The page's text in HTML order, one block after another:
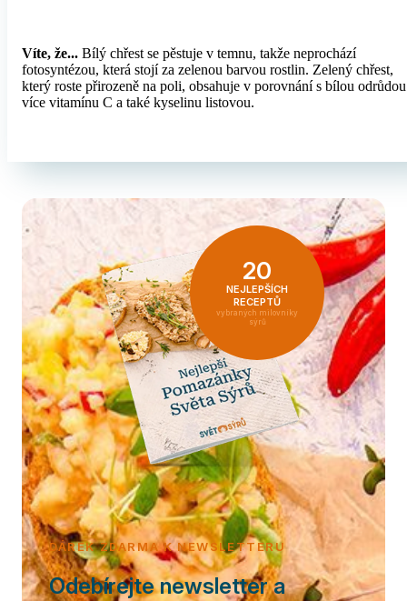
Víte, že... Bílý chřest se pěstuje v temnu, takže neprochází
fotosyntézou, která stojí za zelenou barvou rostlin. Zelený chřest,
který roste přirozeně na poli, obsahuje v porovnání s bílou odrůdou
více vitamínu C a také kyselinu listovou.
20
NEJLEPŠÍCH
RECEPTŮ
vybraných milovníky
sýrů
DÁREK ZDARMA K NEWSLETTERU
Odebírejte newsletter a